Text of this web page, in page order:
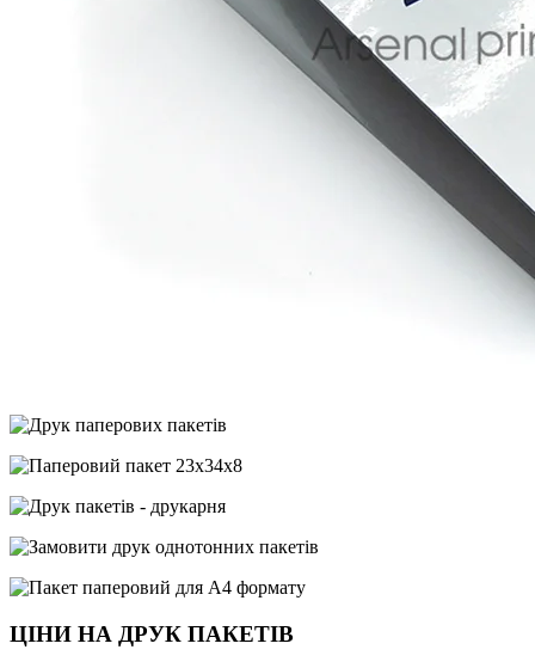
ЦІНИ НА ДРУК ПАКЕТІВ